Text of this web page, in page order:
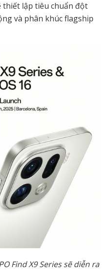
thiết lập tiêu chuẩn đột
và phân khúc flagship
Find X9 Series sẽ diễn ra